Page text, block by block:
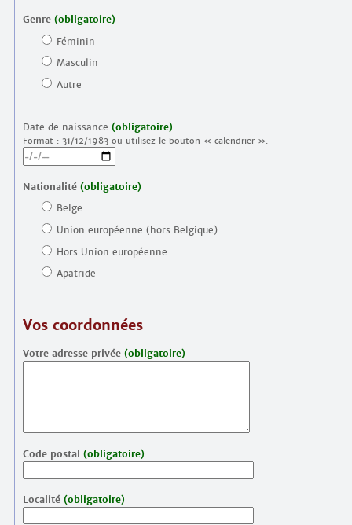
Genre (obligatoire)
Féminin
Masculin
Autre
Date de naissance (obligatoire)
Format : 31/12/1983 ou utilisez le bouton « calendrier ».
Nationalité (obligatoire)
Belge
Union européenne (hors Belgique)
Hors Union européenne
Apatride
Vos coordonnées
Votre adresse privée (obligatoire)
Code postal (obligatoire)
Localité (obligatoire)